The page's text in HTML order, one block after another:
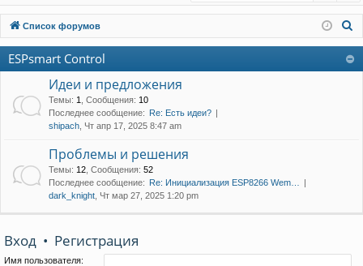
ы
лк
и
ру
м
ы
д
ис
тр
Список форумов
ESPsmart Control
Идеи и предложения
Темы: 1 Сообщения: 10
Последнее сообщение: Re: Есть идеи?
shipach , Чт апр 17, 2025 8:47 am
Проблемы и решения
Темы: 12 Сообщения: 52
Последнее сообщение: Re: Инициализация ESP8266 Wem…
dark_knight , Чт мар 27, 2025 1:20 pm
Вход • Регистрация
Имя пользователя: